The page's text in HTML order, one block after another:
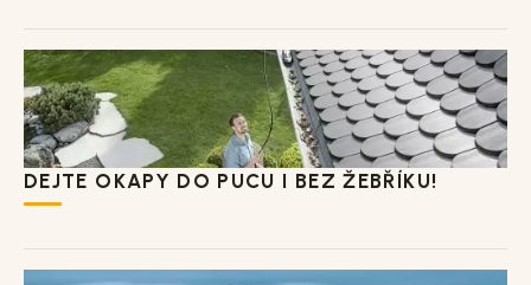
DEJTE OKAPY DO PUCU I BEZ ŽEBŘÍKU!